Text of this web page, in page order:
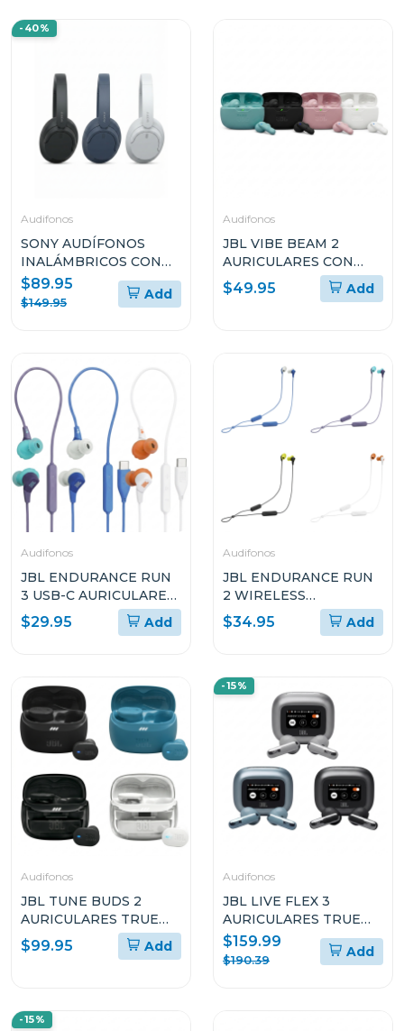
-40%
Audifonos
SONY AUDÍFONOS
INALÁMBRICOS CON
NOISE CANCELLING
WHCH720N
$89.95
$149.95
Add
Audifonos
JBL VIBE BEAM 2
AURICULARES CON
TRUE WIRELESS CON
CANCELACIÓN DE
$49.95 Add
Audifonos
JBL ENDURANCE RUN
3 USB-C AURICULARES
DEPORTIVOS CON
CABLE
$29.95 Add
Audifonos
JBL ENDURANCE RUN
2 WIRELESS
AURICULARES
DEPORTIVOS
RESISTENTES AL AGUA
$34.95 Add
Audifonos
JBL TUNE BUDS 2
AURICULARES TRUE
WIRELESS CON
CANCELACIÓN DE
$99.95 Add
-15%
Audifonos
JBL LIVE FLEX 3
AURICULARES TRUE
WIRELESS CON
CANCELACIÓN DE
$159.99
$190.39
Add
-15%